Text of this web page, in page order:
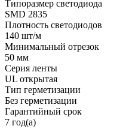
Типоразмер светодиода
SMD 2835
Плотность светодиодов
140 шт/м
Минимальный отрезок
50 мм
Серия ленты
UL открытая
Тип герметизации
Без герметизации
Гарантийный срок
7 год(а)